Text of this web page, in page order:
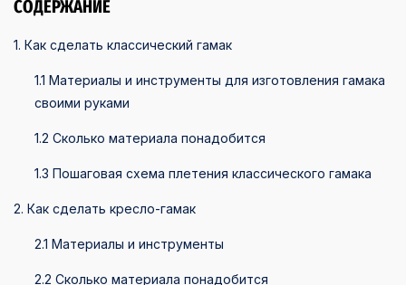
СОДЕРЖАНИЕ
1. Как сделать классический гамак
1.1 Материалы и инструменты для изготовления гамака
своими руками
1.2 Сколько материала понадобится
1.3 Пошаговая схема плетения классического гамака
2. Как сделать кресло-гамак
2.1 Материалы и инструменты
2.2 Сколько материала понадобится